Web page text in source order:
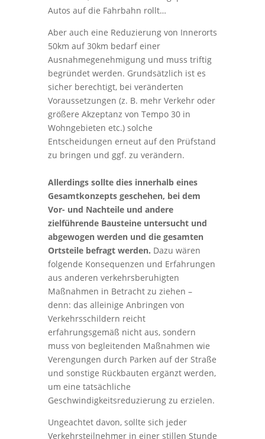
Autos auf die Fahrbahn rollt…
Aber auch eine Reduzierung von Innerorts
50km auf 30km bedarf einer
Ausnahmegenehmigung und muss triftig
begründet werden. Grundsätzlich ist es
sicher berechtigt, bei veränderten
Voraussetzungen (z. B. mehr Verkehr oder
größere Akzeptanz von Tempo 30 in
Wohngebieten etc.) solche
Entscheidungen erneut auf den Prüfstand
zu bringen und ggf. zu verändern.
Allerdings sollte dies innerhalb eines
Gesamtkonzepts geschehen, bei dem
Vor- und Nachteile und andere
zielführende Bausteine untersucht und
abgewogen werden und die gesamten
Ortsteile befragt werden. Dazu wären
folgende Konsequenzen und Erfahrungen
aus anderen verkehrsberuhigten
Maßnahmen in Betracht zu ziehen –
denn: das alleinige Anbringen von
Verkehrsschildern reicht
erfahrungsgemäß nicht aus, sondern
muss von begleitenden Maßnahmen wie
Verengungen durch Parken auf der Straße
und sonstige Rückbauten ergänzt werden,
um eine tatsächliche
Geschwindigkeitsreduzierung zu erzielen.
Ungeachtet davon, sollte sich jeder
Verkehrsteilnehmer in einer stillen Stunde